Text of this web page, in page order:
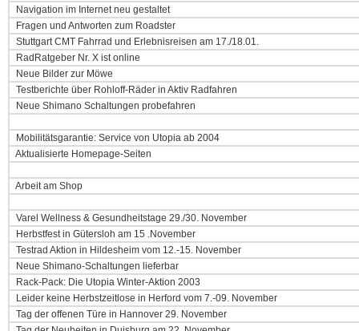
Navigation im Internet neu gestaltet
Fragen und Antworten zum Roadster
Stuttgart CMT Fahrrad und Erlebnisreisen am 17./18.01.
RadRatgeber Nr. X ist online
Neue Bilder zur Möwe
Testberichte über Rohloff-Räder in Aktiv Radfahren
Neue Shimano Schaltungen probefahren
Mobilitätsgarantie: Service von Utopia ab 2004
Aktualisierte Homepage-Seiten
Arbeit am Shop
Varel Wellness & Gesundheitstage 29./30. November
Herbstfest in Gütersloh am 15 .November
Testrad Aktion in Hildesheim vom 12.-15. November
Neue Shimano-Schaltungen lieferbar
Rack-Pack: Die Utopia Winter-Aktion 2003
Leider keine Herbstzeitlose in Herford vom 7.-09. November
Tag der offenen Türe in Hannover 29. November